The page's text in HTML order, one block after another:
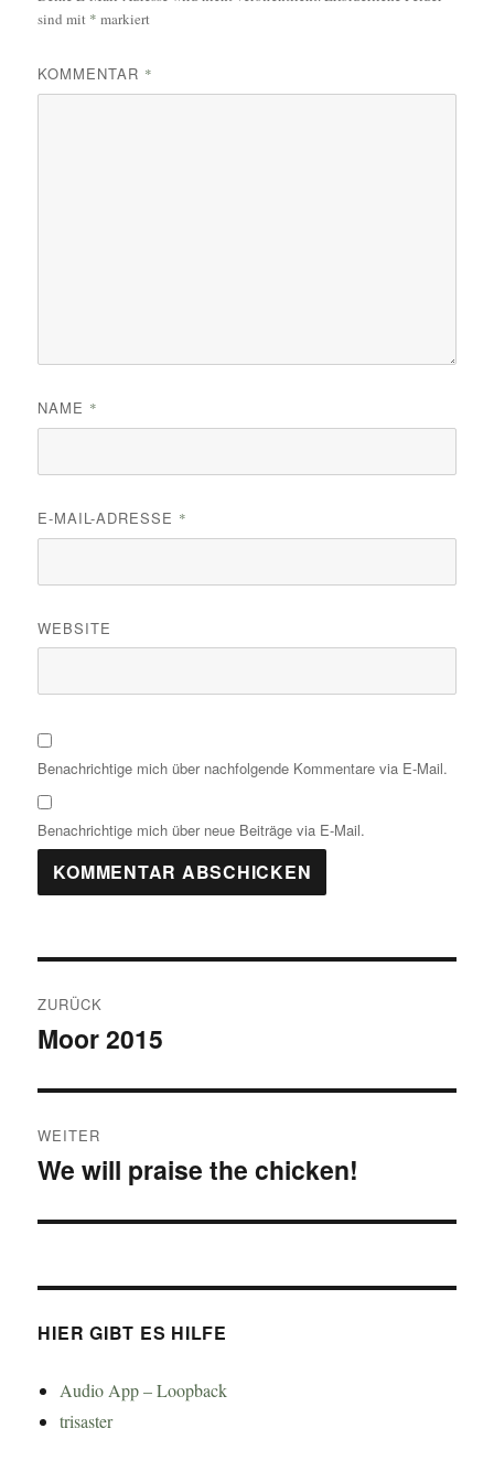
sind mit * markiert
KOMMENTAR *
NAME *
E-MAIL-ADRESSE *
WEBSITE
Benachrichtige mich über nachfolgende Kommentare via E-Mail.
Benachrichtige mich über neue Beiträge via E-Mail.
ZURÜCK
Vorheriger
Moor 2015
WEITER
Nächster
We will praise the chicken!
HIER GIBT ES HILFE
Audio App – Loopback
trisaster